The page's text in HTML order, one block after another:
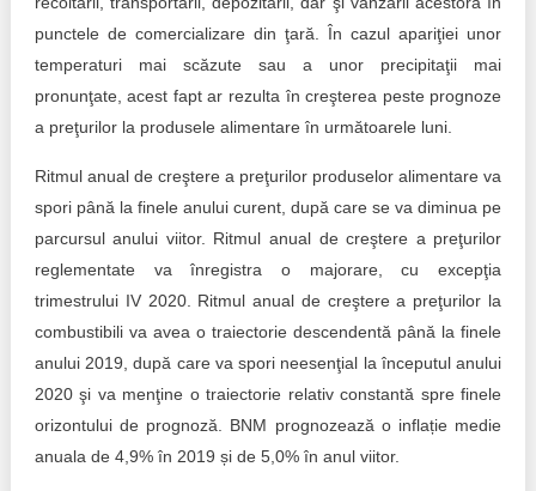
punctele de comercializare din ţară. În cazul apariţiei unor
temperaturi mai scăzute sau a unor precipitaţii mai
pronunţate, acest fapt ar rezulta în creşterea peste prognoze
a preţurilor la produsele alimentare în următoarele luni.
Ritmul anual de creştere a preţurilor produselor alimentare va
spori până la finele anului curent, după care se va diminua pe
parcursul anului viitor. Ritmul anual de creştere a preţurilor
reglementate va înregistra o majorare, cu excepţia
trimestrului IV 2020. Ritmul anual de creştere a preţurilor la
combustibili va avea o traiectorie descendentă până la finele
anului 2019, după care va spori neesenţial la începutul anului
2020 şi va menţine o traiectorie relativ constantă spre finele
orizontului de prognoză. BNM prognozează o inflație medie
anuala de 4,9% în 2019 și de 5,0% în anul viitor.